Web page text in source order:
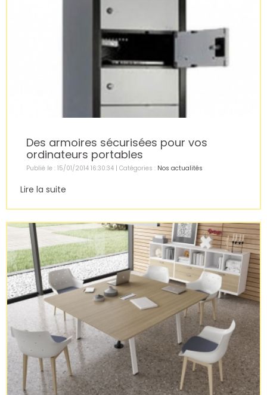
Des armoires sécurisées pour vos
ordinateurs portables
Publié le : 15/01/2014 16:30:34 | Catégories : Nos actualités
Lire la suite